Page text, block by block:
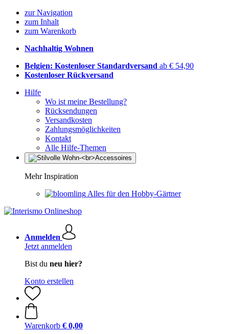
zur Navigation
zum Inhalt
zum Warenkorb
Nachhaltig Wohnen
Belgien: Kostenloser Standardversand ab € 54,90
Kostenloser Rückversand
Hilfe
Wo ist meine Bestellung?
Rücksendungen
Versandkosten
Zahlungsmöglichkeiten
Kontakt
Alle Hilfe-Themen
Mehr Inspiration
Alles für den Hobby-Gärtner
Anmelden
Jetzt anmelden
Bist du neu hier?
Konto erstellen
Warenkorb € 0,00